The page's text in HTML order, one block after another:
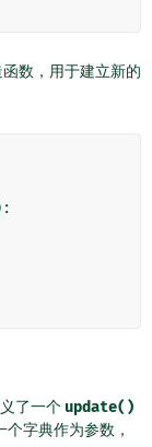
数，用于建立新的
了一个 update()
字典作为参数，